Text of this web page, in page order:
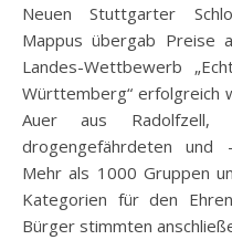
Neuen Stuttgarter
Mappus übergab Preise
Landes-Wettbewerb
Württemberg“ erfolgreich
Auer aus
drogengefährdeten und
Mehr als 1000 Gruppen
Kategorien für den
Bürger stimmten